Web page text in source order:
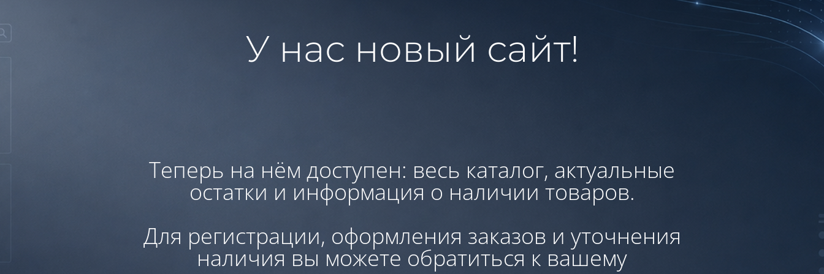
У нас новый сайт!
Теперь на нём доступен: весь каталог, актуальные
остатки и информация о наличии товаров.
Для регистрации, оформления заказов и уточнения
наличия вы можете обратиться к вашему